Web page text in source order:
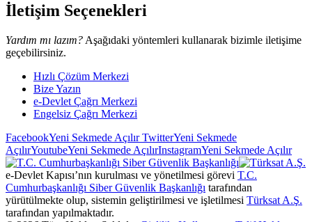
İletişim Seçenekleri
Yardım mı lazım? Aşağıdaki yöntemleri kullanarak bizimle iletişime
geçebilirsiniz.
Hızlı Çözüm Merkezi
Bize Yazın
e-Devlet Çağrı Merkezi
Engelsiz Çağrı Merkezi
FacebookYeni Sekmede AçılırTwitterYeni Sekmede
AçılırYoutubeYeni Sekmede AçılırInstagramYeni Sekmede Açılır
e-Devlet Kapısı’nın kurulması ve yönetilmesi görevi T.C.
Cumhurbaşkanlığı Siber Güvenlik Başkanlığı tarafından
yürütülmekte olup, sistemin geliştirilmesi ve işletilmesi Türksat A.Ş.
tarafından yapılmaktadır.